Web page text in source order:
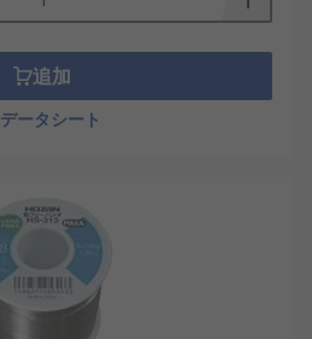
追加
データシート